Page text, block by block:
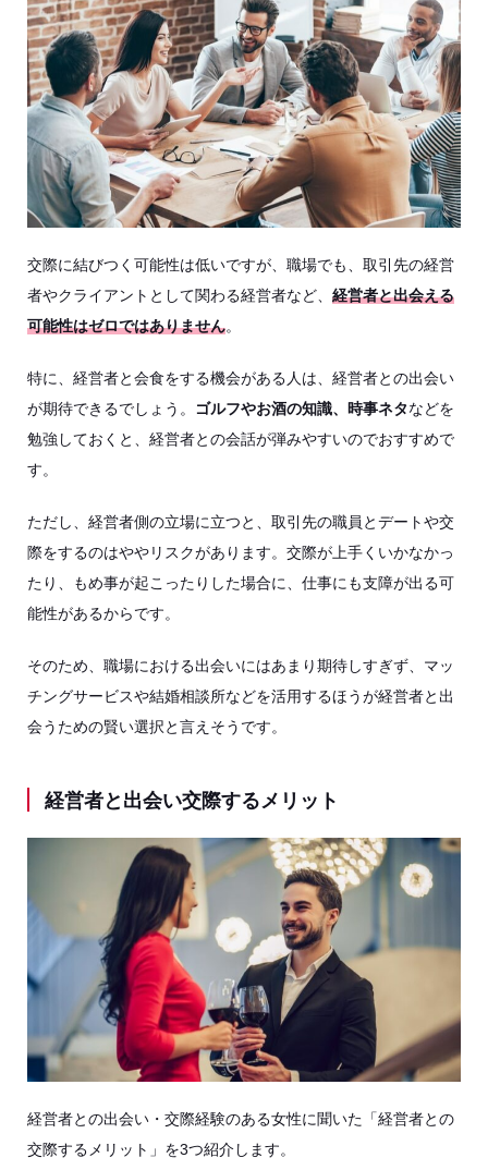
交際に結びつく可能性は低いですが、職場でも、取引先の経営
者やクライアントとして関わる経営者など、 経営者と出会える
可能性はゼロではありません。
特に、経営者と会食をする機会がある人は、経営者との出会い
が期待できるでしょう。
ゴルフやお酒の知識、時事ネタなどを
勉強しておくと、経営者との会話が弾みやすいのでおすすめで
す。
ただし、経営者側の立場に立つと、取引先の職員とデートや交
際をするのはややリスクがあります。交際が上手くいかなかっ
たり、もめ事が起こったりした場合に、仕事にも支障が出る可
能性があるからです。
そのため、職場における出会いにはあまり期待しすぎず、マッ
チングサービスや結婚相談所などを活用するほうが経営者と出
会うための賢い選択と言えそうです。
経営者と出会い交際するメリット
経営者との出会い・交際経験のある女性に聞いた「経営者との
交際するメリット」を3つ紹介します。